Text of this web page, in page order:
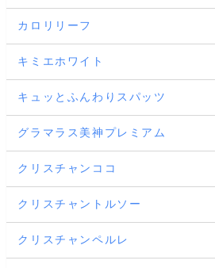
カロリリーフ
キミエホワイト
キュッとふんわりスパッツ
グラマラス美神プレミアム
クリスチャンココ
クリスチャントルソー
クリスチャンペルレ